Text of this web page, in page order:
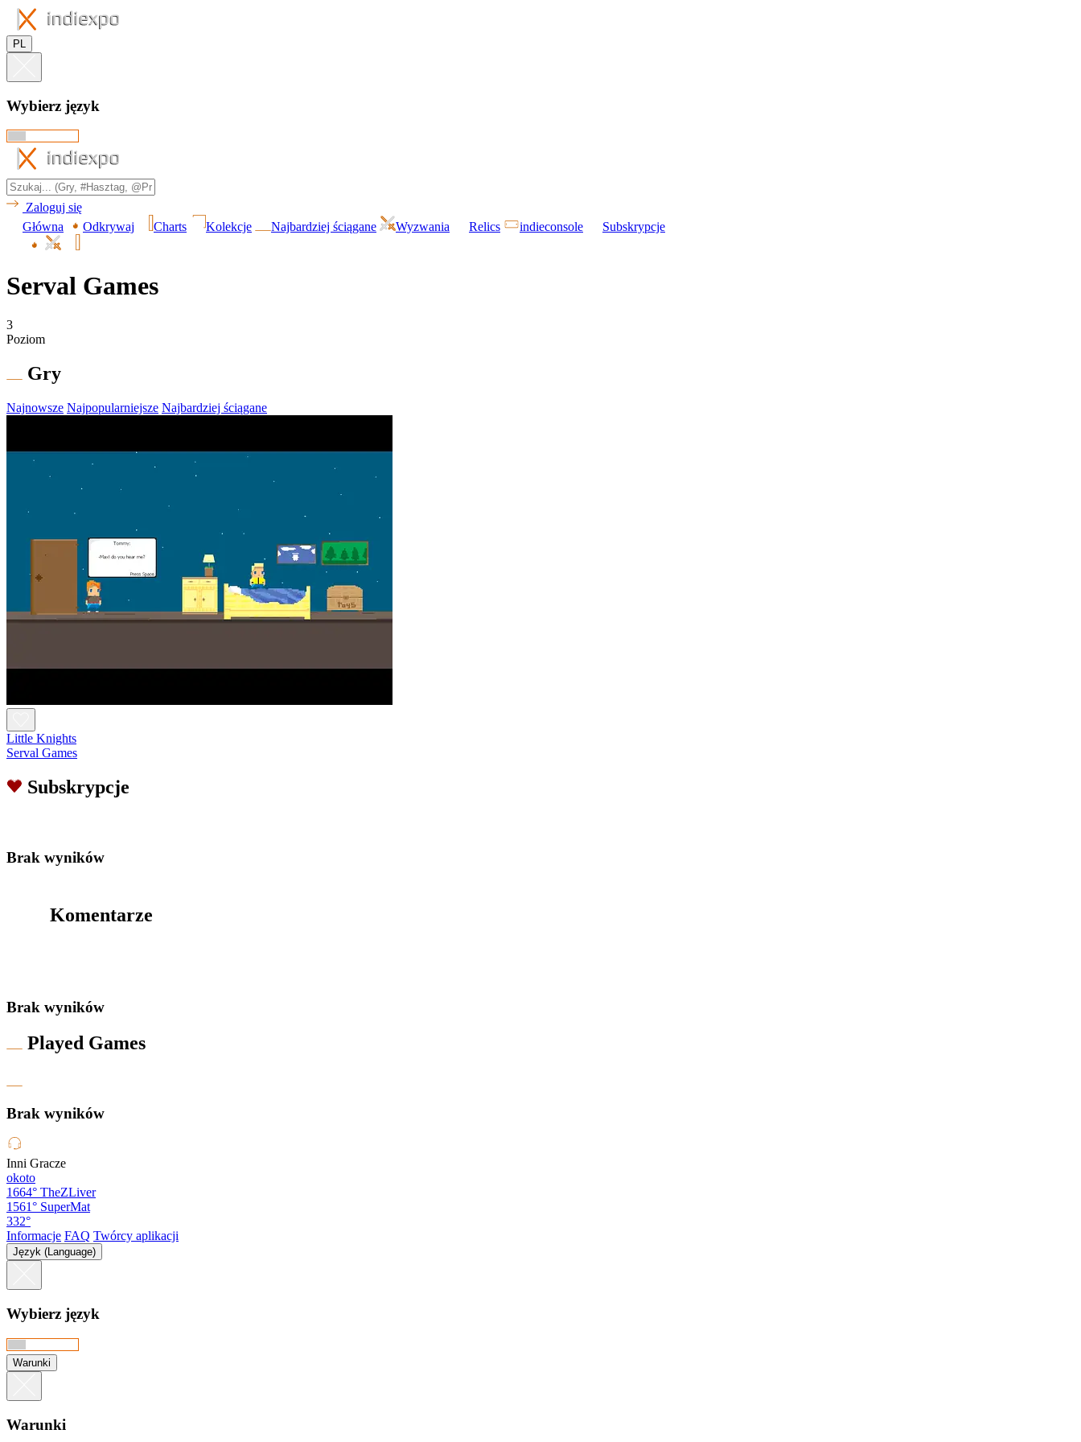
PL
Wybierz język
Zaloguj się
Główna
Odkrywaj Charts Kolekcje Najbardziej ściągane Wyzwania Relics indieconsole Subskrypcje
Serval Games
3
Poziom
Gry
Najnowsze Najpopularniejsze Najbardziej ściągane
Little Knights
Serval Games
Subskrypcje
Brak wyników
Komentarze
Brak wyników
Played Games
Brak wyników
Inni Gracze
okoto
1664° TheZLiver
1561° SuperMat
332°
Informacje FAQ Twórcy aplikacji
Język (Language)
Wybierz język
Warunki
Warunki